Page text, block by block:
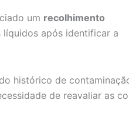
um recolhimento
após identificar a
histórico de
de reavaliar as